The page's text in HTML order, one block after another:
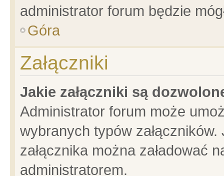
administrator forum będzie
Góra
Załączniki
Jakie załączniki są
Administrator forum może
wybranych typów
załącznika można załadować
administratorem.